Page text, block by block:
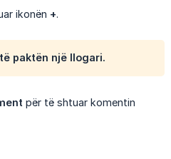
ikonën +.
paktën një llogari.
për të shtuar komentin